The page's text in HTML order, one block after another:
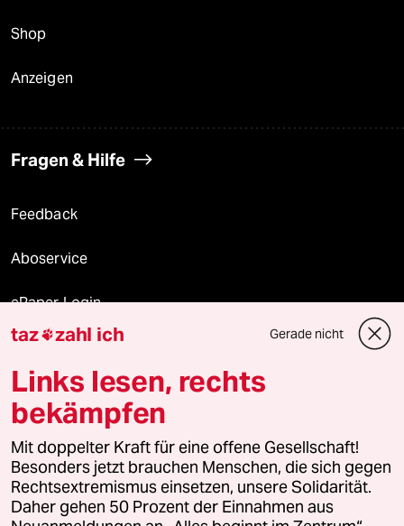
Shop
Anzeigen
Fragen & Hilfe
Feedback
Aboservice
ePaper Login
Downloads für Abonnierende
© 2026 taz Verlags und Vertriebs GmbH
Alle Rechte vorbehalten. Bei rechtlichen Fragen oder für Genehmigungen
wenden Sie sich bitte an lizenzen@taz.de
Feedback Redaktionsstatut Kommune-Richtlinien
taz zahl ich Gerade nicht
Links lesen, rechts
bekämpfen
Mit doppelter Kraft für eine offene Gesellschaft!
Besonders jetzt brauchen Menschen, die sich gegen
Rechtsextremismus einsetzen, unsere Solidarität.
Daher gehen 50 Prozent der Einnahmen aus